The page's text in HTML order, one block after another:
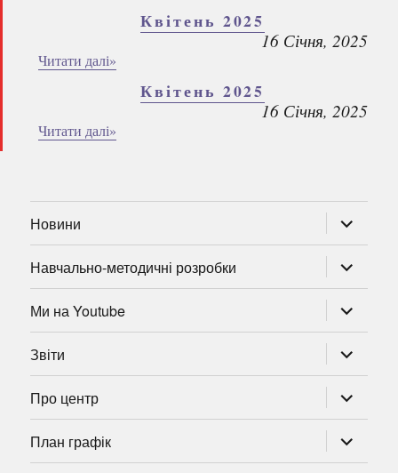
Квітень 2025
16 Січня, 2025
Читати далі»
Квітень 2025
16 Січня, 2025
Читати далі»
Новини
підменю
Навчально-методичні розробки
підменю
Ми на Youtube
підменю
Звіти
підменю
Про центр
підменю
План графік
підменю